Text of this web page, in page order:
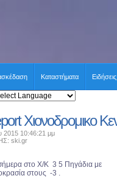
Καταστήματα Ειδήσεις
Xιονοδρομικο
2015 10:46:21 μμ
ski.gr
σήμερα στο Χ/Κ 3 5 Πηγάδια με
στους -3 .